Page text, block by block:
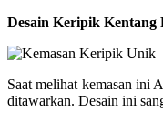
Desain Keripik
Saat melihat kemasan ini
ditawarkan. Desain ini